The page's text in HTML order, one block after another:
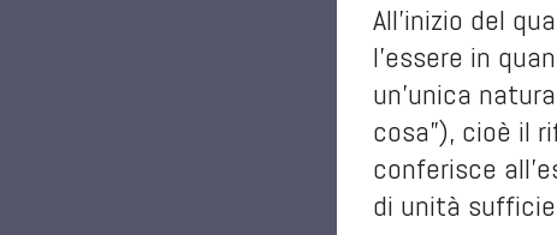
All’inizio del
l’essere in
un’unica
cosa”), cioè il
conferisce
di unità